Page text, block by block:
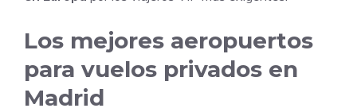
Los mejores aeropuertos
para vuelos privados en
Madrid